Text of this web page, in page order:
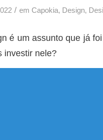
/ em Capokia, Design,
é um assunto que já
investir nele?